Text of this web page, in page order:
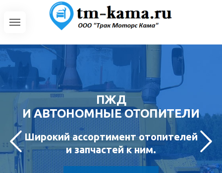
ПЖД
И АВТОНОМНЫЕ ОТОПИТЕЛИ
Широкий ассортимент отопителей
и запчастей к ним.